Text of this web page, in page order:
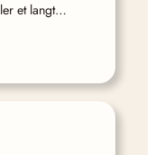
et langt…